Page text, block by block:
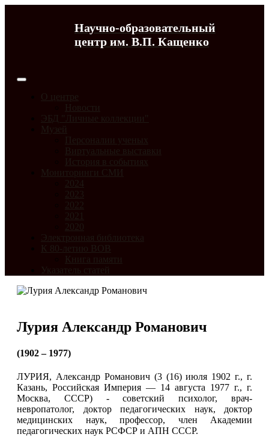
Научно-образовательный
центр им. В.П. Кащенко
О центре
Новости
ЭБД "Личные коллекции"
Музей
Персоналии ученых
Виртуальные выставки
История в событиях
Мониторинги СМИ
2024
2023
2022
2021
2020
Электронная библиотека
К 80-летию ВОВ
Книга памяти
Указатель статей
Лурия Александр Романович
(1902 – 1977)
ЛУРИЯ, Александр Романович (3 (16) июля 1902 г., г.
Казань, Российская Империя — 14 августа 1977 г., г.
Москва, СССР) - советский психолог, врач-
невропатолог, доктор педагогических наук, доктор
медицинских наук, профессор, член Академии
педагогических наук РСФСР и АПН СССР.